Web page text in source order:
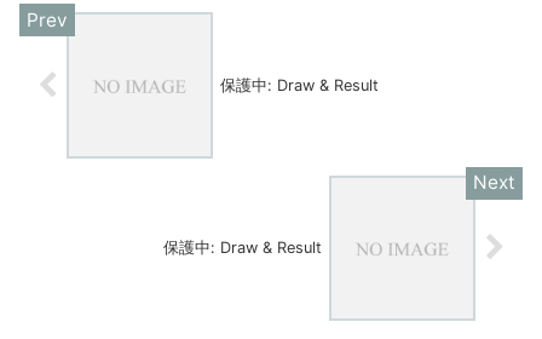
保護中: Draw & Result
保護中: Draw & Result